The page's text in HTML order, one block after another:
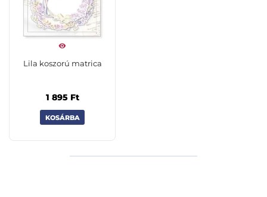
Lila koszorú matrica
1 895 Ft
KOSÁRBA